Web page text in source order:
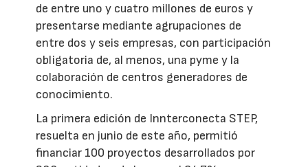
de entre uno y cuatro millones de euros y
presentarse mediante agrupaciones de
entre dos y seis empresas, con participación
obligatoria de, al menos, una pyme y la
colaboración de centros generadores de
conocimiento.
La primera edición de Innterconecta STEP,
resuelta en junio de este año, permitió
financiar 100 proyectos desarrollados por